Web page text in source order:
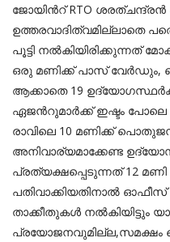
ജോയിൻറ് RTO
ഉത്തരവാദിത്വമില്ലാതെ
പൂട്ടി നൽകിയിരിക്കുന്നത്
ഒരു മണിക്ക് പാസ്
ആക്കാതെ 19 ഉദ്യോഗസ്ഥർക്ക്
ഏജൻറുമാർക്ക് ഇഷ്ടം
രാവിലെ 10 മണിക്ക്
അനിവാര്യമാക്കേണ്ട
പ്രത്യക്ഷപ്പെടുന്നത് 12 മണി
പതിവാക്കിയതിനാൽ ഓഫീസ്
താക്കീതുകൾ നൽകിയിട്ടും